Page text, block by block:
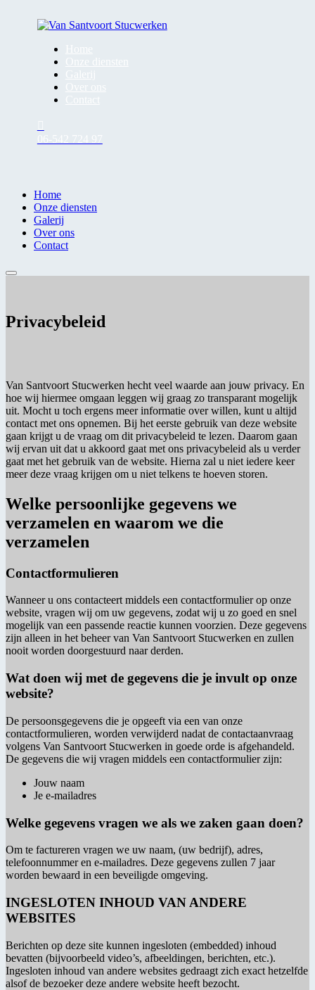
Home
Onze diensten
Galerij
Over ons
Contact
06-542 724 97
Home
Onze diensten
Galerij
Over ons
Contact
Privacybeleid
Van Santvoort Stucwerken hecht veel waarde aan jouw privacy. En
hoe wij hiermee omgaan leggen wij graag zo transparant mogelijk
uit. Mocht u toch ergens meer informatie over willen, kunt u altijd
contact met ons opnemen. Bij het eerste gebruik van deze website
gaan krijgt u de vraag om dit privacybeleid te lezen. Daarom gaan
wij ervan uit dat u akkoord gaat met ons privacybeleid als u verder
gaat met het gebruik van de website. Hierna zal u niet iedere keer
meer deze vraag krijgen om u niet telkens te hoeven storen.
Welke persoonlijke gegevens we
verzamelen en waarom we die
verzamelen
Contactformulieren
Wanneer u ons contacteert middels een contactformulier op onze
website, vragen wij om uw gegevens, zodat wij u zo goed en snel
mogelijk van een passende reactie kunnen voorzien. Deze gegevens
zijn alleen in het beheer van Van Santvoort Stucwerken en zullen
nooit worden doorgestuurd naar derden.
Wat doen wij met de gegevens die je invult op onze
website?
De persoonsgegevens die je opgeeft via een van onze
contactformulieren, worden verwijderd nadat de contactaanvraag
volgens Van Santvoort Stucwerken in goede orde is afgehandeld.
De gegevens die wij vragen middels een contactformulier zijn:
Jouw naam
Je e-mailadres
Welke gegevens vragen we als we zaken gaan doen?
Om te factureren vragen we uw naam, (uw bedrijf), adres,
telefoonnummer en e-mailadres. Deze gegevens zullen 7 jaar
worden bewaard in een beveiligde omgeving.
INGESLOTEN INHOUD VAN ANDERE
WEBSITES
Berichten op deze site kunnen ingesloten (embedded) inhoud
bevatten (bijvoorbeeld video’s, afbeeldingen, berichten, etc.).
Ingesloten inhoud van andere websites gedraagt zich exact hetzelfde
alsof de bezoeker deze andere website heeft bezocht.